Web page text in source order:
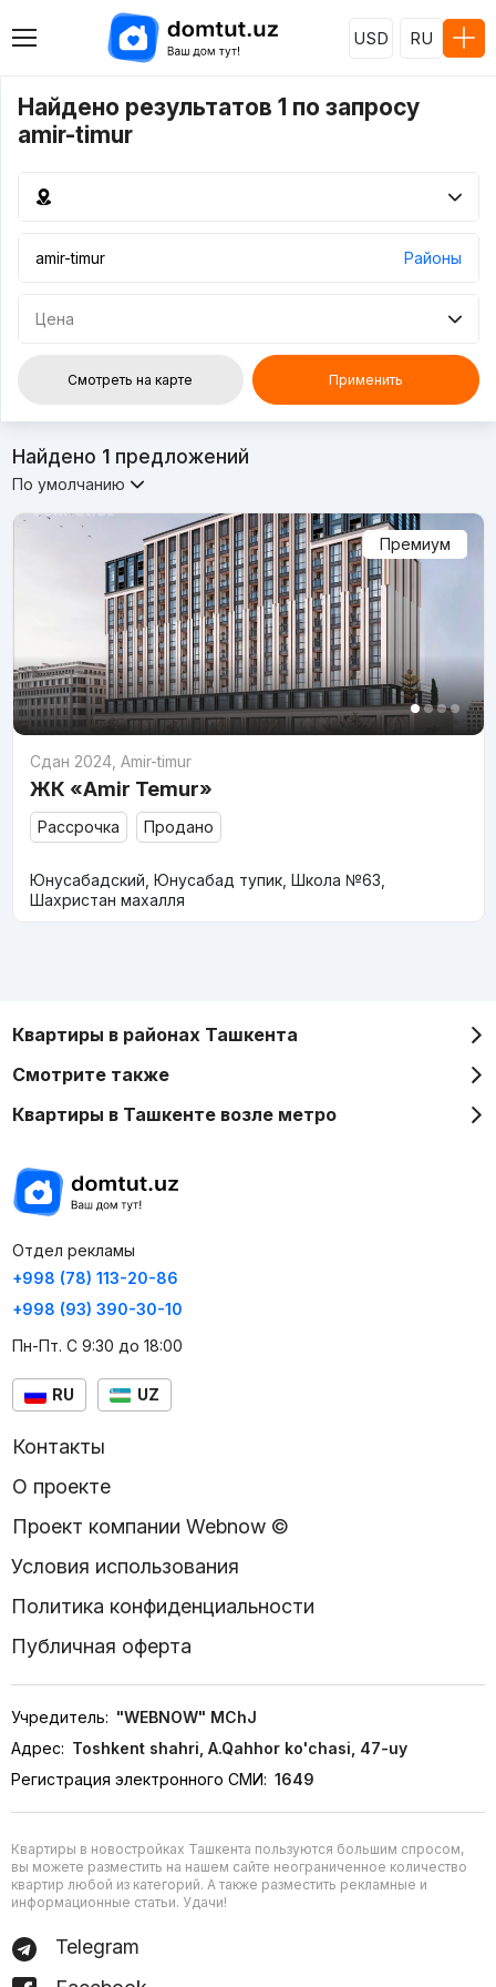
USD RU
Найдено результатов 1 по запросу
amir-timur
Районы
Цена
Смотреть на карте Применить
Найдено 1предложений
По умолчанию
Премиум
Сдан 2024, Amir-timur
ЖК «Amir Temur»
Рассрочка Продано
Юнусабадский, Юнусабад тупик, Школа №63,
Шахристан махалля
Квартиры в районах Ташкента
Смотрите также
Квартиры в Ташкенте возле метро
Отдел рекламы
+998 (78) 113-20-86
+998 (93) 390-30-10
Пн-Пт. С 9:30 до 18:00
RU UZ
Контакты
О проекте
Проект компании Webnow ©
Условия использования
Политика конфиденциальности
Публичная оферта
Учредитель: "WEBNOW" MChJ
Адрес: Toshkent shahri, A.Qahhor ko'chasi, 47-uy
Регистрация электронного СМИ: 1649
Квартиры в новостройках Ташкента пользуются большим спросом,
вы можете разместить на нашем сайте неограниченное количество
квартир любой из категорий. А также разместить рекламные и
информационные статьи. Удачи!
Telegram